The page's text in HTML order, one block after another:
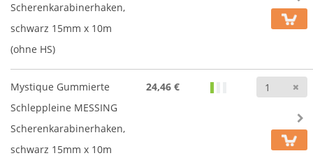
Scherenkarabinerhaken,
schwarz 15mm x 10m
(ohne HS)
Mystique Gummierte
Schleppleine MESSING
Scherenkarabinerhaken,
schwarz 15mm x 10m
24,46 €